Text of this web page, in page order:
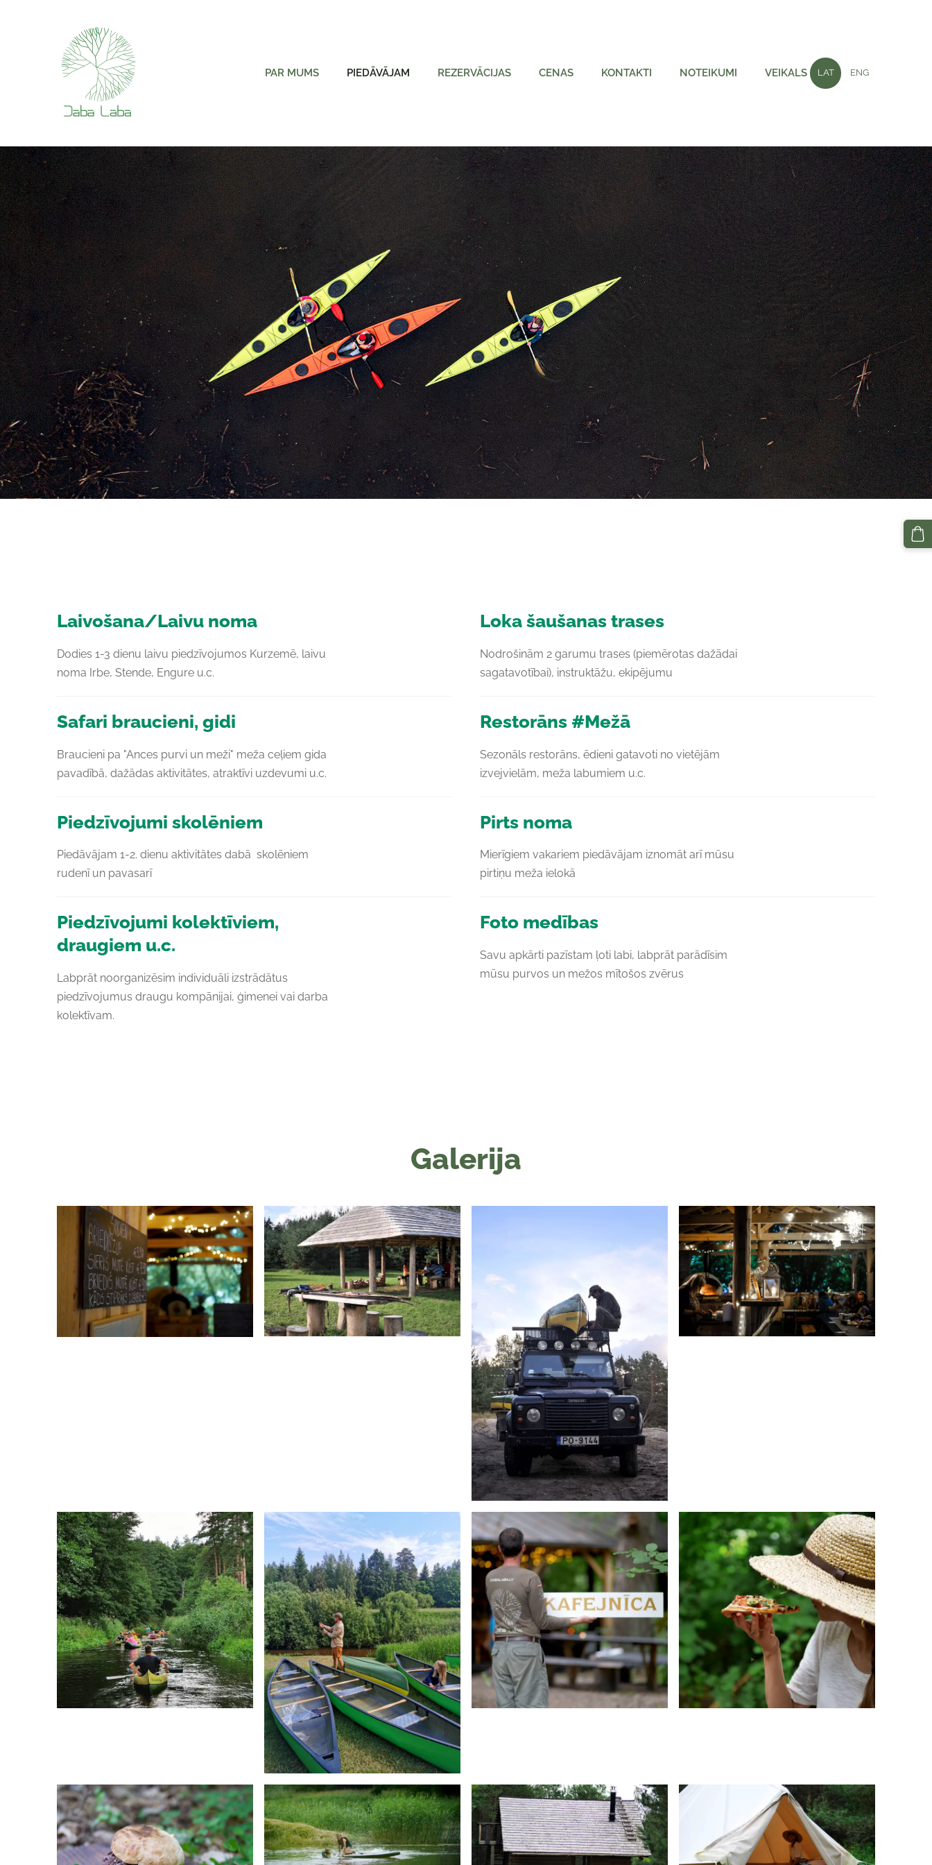
PAR MUMS PIEDĀVĀJAM REZERVĀCIJAS CENAS KONTAKTI NOTEIKUMI VEIKALS LAT ENG
Laivošana/Laivu noma
Dodies 1-3 dienu laivu piedzīvojumos Kurzemē, laivu
noma Irbe, Stende, Engure u.c.
Safari braucieni, gidi
Braucieni pa "Ances purvi un meži" meža ceļiem gida
pavadībā, dažādas aktivitātes, atraktīvi uzdevumi u.c.
Piedzīvojumi skolēniem
Piedāvājam 1-2. dienu aktivitātes dabā skolēniem
rudenī un pavasarī
Piedzīvojumi kolektīviem,
draugiem u.c.
Labprāt noorganizēsim individuāli izstrādātus
piedzīvojumus draugu kompānijai, ģimenei vai darba
kolektīvam.
Loka šaušanas trases
Nodrošinām 2 garumu trases (piemērotas dažādai
sagatavotībai), instruktāžu, ekipējumu
Restorāns #Mežā
Sezonāls restorāns, ēdieni gatavoti no vietējām
izvejvielām, meža labumiem u.c.
Pirts noma
Mierīgiem vakariem piedāvājam iznomāt arī mūsu
pirtiņu meža ielokā
Foto medības
Savu apkārti pazīstam ļoti labi, labprāt parādīsim
mūsu purvos un mežos mītošos zvērus
Galerija